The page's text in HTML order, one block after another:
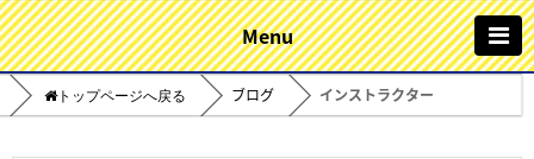
ブログ インストラクター